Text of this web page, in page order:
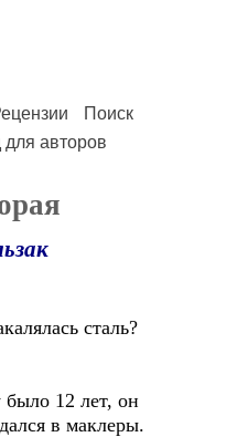
Поиск
для авторов
сталь?
12 лет, он
в маклеры.